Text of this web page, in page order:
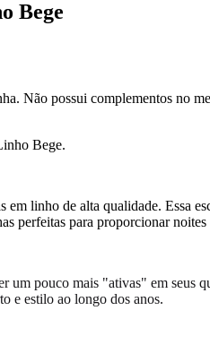
Bege
Não possui complementos no
Bege.
em linho de alta qualidade. Essa
perfeitas para proporcionar
um pouco mais "ativas" em seus
e estilo ao longo dos anos.